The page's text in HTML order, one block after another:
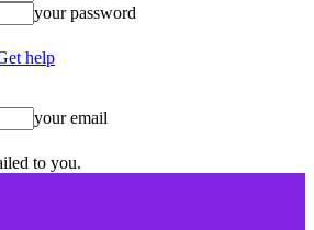
your password
help
your email
to you.